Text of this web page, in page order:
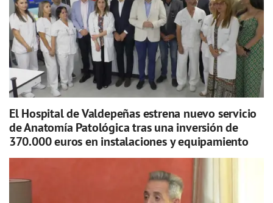
El Hospital de Valdepeñas estrena nuevo servicio
de Anatomía Patológica tras una inversión de
370.000 euros en instalaciones y equipamiento